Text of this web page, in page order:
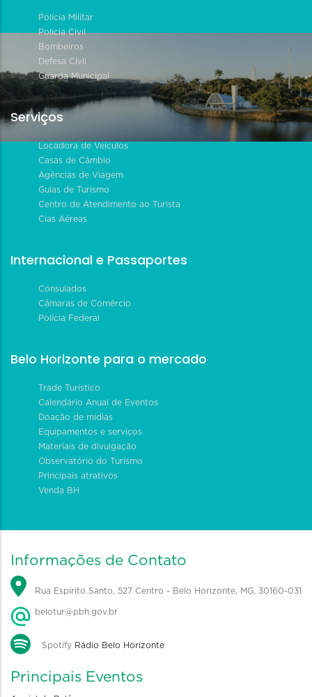
Polícia Militar
Polícia Civil
Bombeiros
Defesa Civil
Guarda Municipal
Serviços
Locadora de Veículos
Casas de Câmbio
Agências de Viagem
Guias de Turismo
Centro de Atendimento ao Turista
Cias Aéreas
Internacional e Passaportes
Consulados
Câmaras de Comércio
Polícia Federal
Belo Horizonte para o mercado
Trade Turístico
Calendário Anual de Eventos
Doação de mídias
Equipamentos e serviços
Materiais de divulgação
Observatório do Turismo
Principais atrativos
Venda BH
Informações de Contato
Rua Espírito Santo, 527 Centro - Belo Horizonte, MG, 30160-031
belotur@pbh.gov.br
Spotify Rádio Belo Horizonte
Principais Eventos